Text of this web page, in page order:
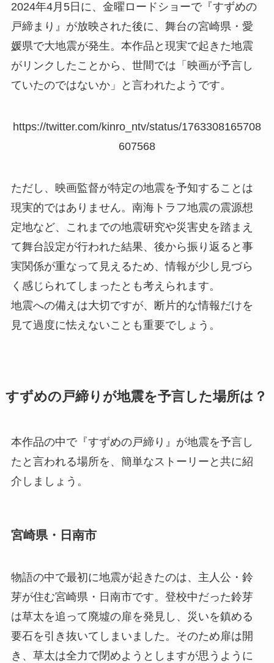
2024年4月5日に、金曜ロードショーで『すずめの
戸締まり』が放映された後に、舞台の宮崎県・愛
媛県で大地震が発生。本作品と現実で起きた地震
がリンクしたことから、世間では「映画が予言し
ていたのではないか」と言われたようです。
https://twitter.com/kinro_ntv/status/1763308165708
607568
ただし、映画監督が特定の地震を予知することは
現実的ではありません。南海トラフ地震の震源想
定地など、これまでの地震研究や災害史を踏まえ
て舞台設定が行われた結果、後から振り返ると事
実関係が重なって見えるため、情報が少し見づら
く感じられてしまったとも考えられます。
地震への備えは大切ですが、断片的な情報だけを
見て過度に怯えないことも重要でしょう。
すずめの戸締りが地震を予言した場所は？
本作品の中で『すずめの戸締り』が地震を予言し
たと言われる場所を、簡単なストーリーと共に紹
介しましょう。
宮崎県・日南市
物語の中で最初に地震が起きたのは、主人公・鈴
芽が住む宮崎県・日南市です。登校中だった鈴芽
は草太を追って廃墟の扉を発見し、災いを鎮める
要石を引き抜いてしまいました。そのため扉は開
き、草太は全力で閉めようとしますが思うように